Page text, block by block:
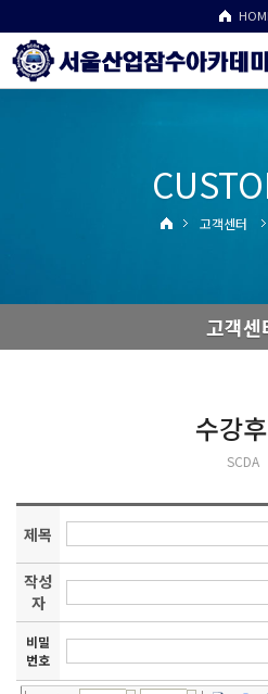
고객센터
고객센
수강
SCDA
제목
작성
자
비밀
번호